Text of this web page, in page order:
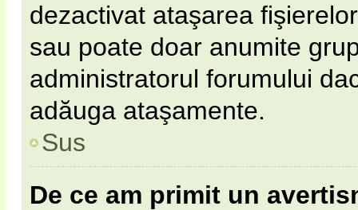
dezactivat ataşarea
sau poate doar anumite
administratorul forumului
adăuga ataşamente.
Sus
De ce am primit un